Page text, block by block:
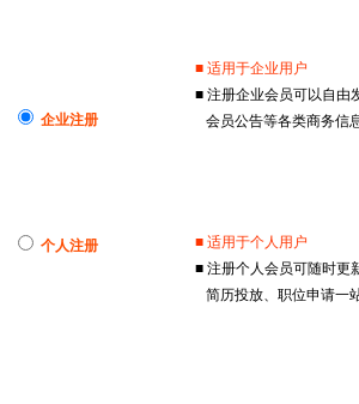
企业注册
个人注册
■ 适用于企业用户
■ 注册企业会员可以自由
会员公告等各类商务信
■ 适用于个人用户
■ 注册个人会员可随时更
简历投放、职位申请一